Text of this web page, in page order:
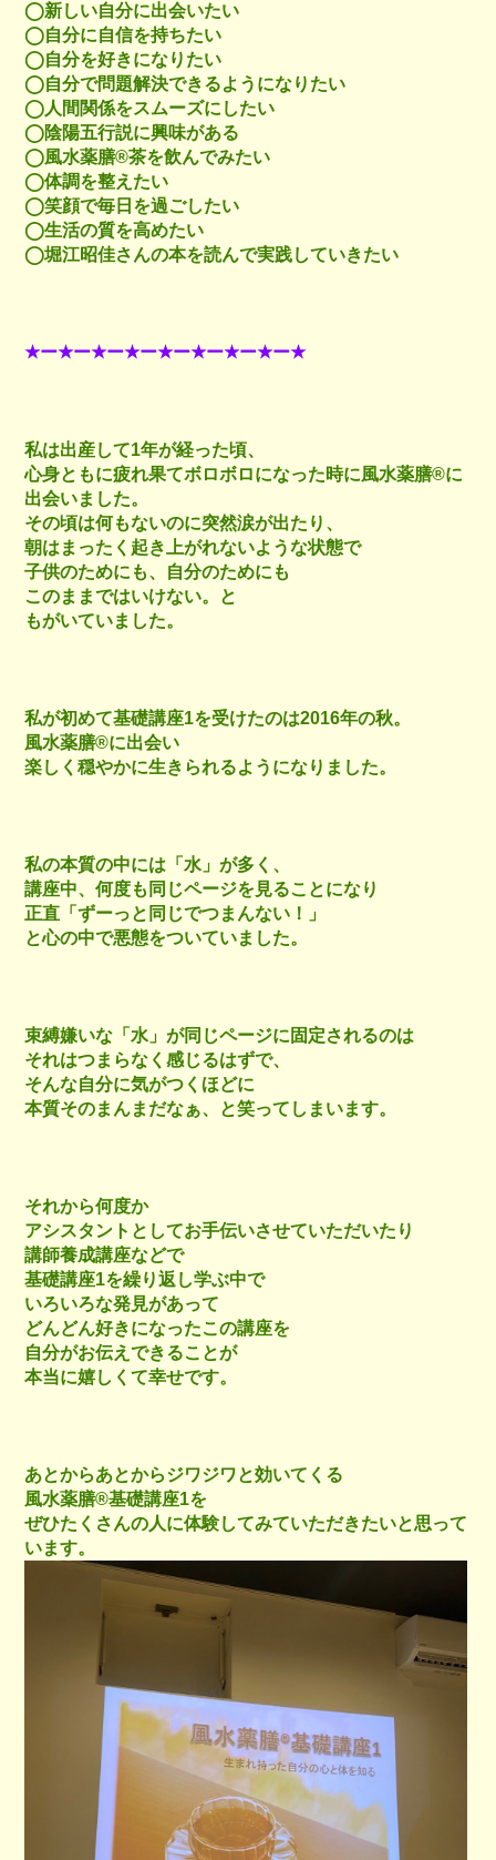
◯新しい自分に出会いたい
◯自分に自信を持ちたい
◯自分を好きになりたい
◯自分で問題解決できるようになりたい
◯人間関係をスムーズにしたい
◯陰陽五行説に興味がある
◯風水薬膳®︎茶を飲んでみたい
◯体調を整えたい
◯笑顔で毎日を過ごしたい
◯生活の質を高めたい
◯堀江昭佳さんの本を読んで実践していきたい
★ー★ー★ー★ー★ー★ー★ー★ー★
私は出産して1年が経った頃、
心身ともに疲れ果てボロボロになった時に風水薬膳®︎に
出会いました。
その頃は何もないのに突然涙が出たり、
朝はまったく起き上がれないような状態で
子供のためにも、自分のためにも
このままではいけない。と
もがいていました。
私が初めて基礎講座1を受けたのは2016年の秋。
風水薬膳®︎に出会い
楽しく穏やかに生きられるようになりました。
私の本質の中には「水」が多く、
講座中、何度も同じページを見ることになり
正直「ずーっと同じでつまんない！」
と心の中で悪態をついていました。
束縛嫌いな「水」が同じページに固定されるのは
それはつまらなく感じるはずで、
そんな自分に気がつくほどに
本質そのまんまだなぁ、と笑ってしまいます。
それから何度か
アシスタントとしてお手伝いさせていただいたり
講師養成講座などで
基礎講座1を繰り返し学ぶ中で
いろいろな発見があって
どんどん好きになったこの講座を
自分がお伝えできることが
本当に嬉しくて幸せです。
あとからあとからジワジワと効いてくる
風水薬膳®︎基礎講座1を
ぜひたくさんの人に体験してみていただきたいと思って
います。